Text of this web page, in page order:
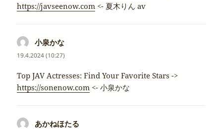
https://javseenow.com <- 夏木りん av
小泉かな
19.4.2024 (10:27)
Top JAV Actresses: Find Your Favorite Stars ->
https://sonenow.com <- 小泉かな
あかねほたる